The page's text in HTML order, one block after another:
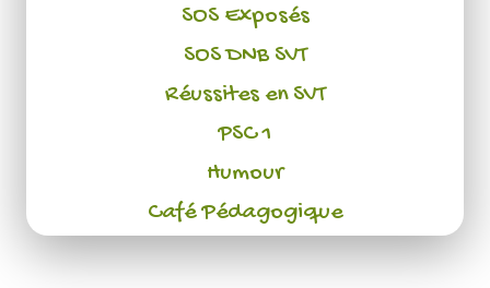
SOS Exposés
SOS DNB SVT
Réussites en SVT
PSC 1
Humour
Café Pédagogique